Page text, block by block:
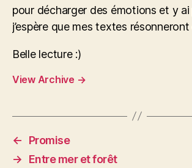
pour décharger des émotions et y
j’espère que mes textes
Belle lecture :)
View Archive →
←
Promise
→
Entre mer et forêt